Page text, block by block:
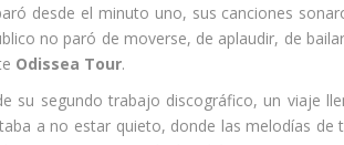
desde el minuto uno, sus canciones
no paró de moverse, de aplaudir, de
Odissea Tour.
su segundo trabajo discográfico, un viaje
a no estar quieto, donde las melodías